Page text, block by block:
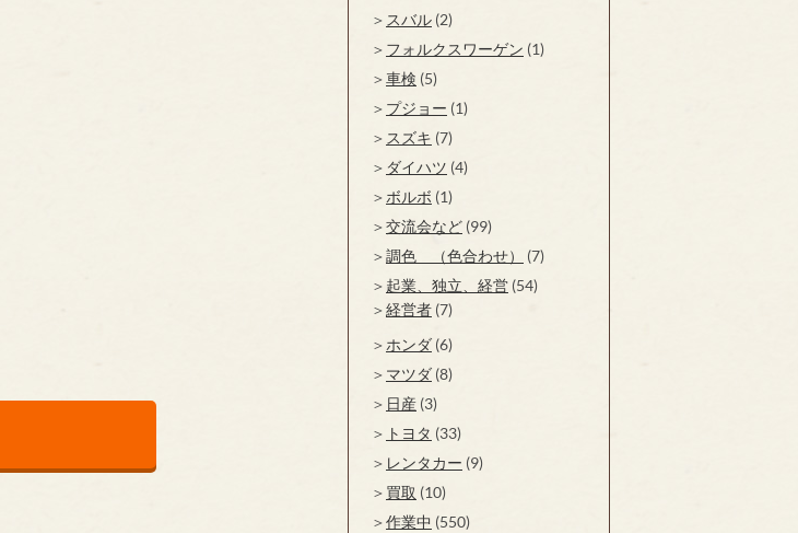
スバル (2)
フォルクスワーゲン (1)
車検 (5)
プジョー (1)
スズキ (7)
ダイハツ (4)
ボルボ (1)
交流会など (99)
調色 （色合わせ）
(7)
起業、独立、経営 (54)
経営者 (7)
ホンダ (6)
マツダ (8)
日産 (3)
トヨタ (33)
レンタカー (9)
買取 (10)
作業中 (550)